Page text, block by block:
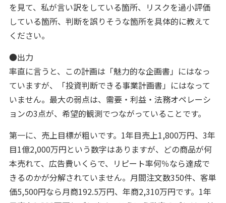
を見て、私が言い訳をしている箇所、リスクを過小評価
している箇所、判断を誤りそうな箇所を具体的に教えて
ください。
●出力
率直に言うと、この計画は「魅力的な企画書」にはなっ
ていますが、「投資判断できる事業計画書」にはなって
いません。最大の弱点は、需要・利益・法務オペレーシ
ョンの3点が、希望的観測でつながっていることです。
第一に、売上目標が粗いです。1年目売上1,800万円、3年
目1億2,000万円という数字はありますが、どの商品が何
本売れて、広告費いくらで、リピート率何％なら達成で
きるのかが分解されていません。月間注文数350件、客単
価5,500円なら月商192.5万円、年商2,310万円です。1年